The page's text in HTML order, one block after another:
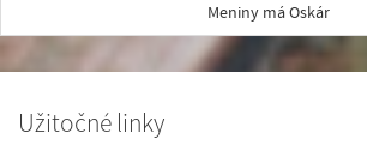
Meniny má Oskár
Užitočné linky